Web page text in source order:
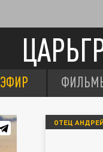
ЭФИР
ОТЕЦ